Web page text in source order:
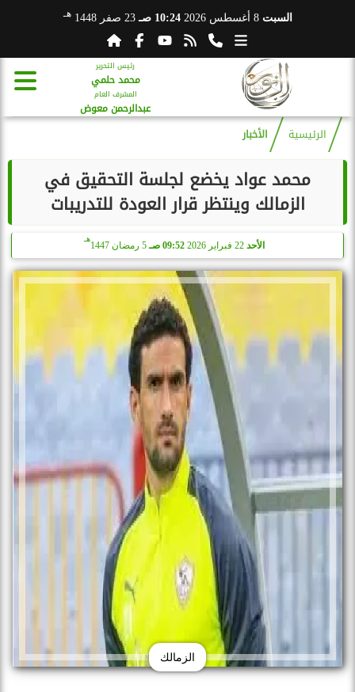
السبت 8 أغسطس 2026 10:24 صـ 23 صفر 1448 هـ
رئيس التحرير
محمد حلمي
المشرف العام
عبدالرحمن معوض
الرئيسية الأخبار
محمد عواد يخضع لجلسة التحقيق في
الزمالك وينتظر قرار العودة للتدريبات
الأحد 09:52 صـ 5 رمضان 1447
هـ
الزمالك